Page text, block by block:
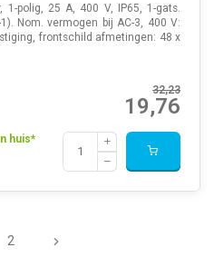
1-polig, 25 A, 400 V, IP65, 1-gats.
Nom. vermogen bij AC-3, 400 V:
frontschild afmetingen: 48 x
32,23
19,76
huis*
2